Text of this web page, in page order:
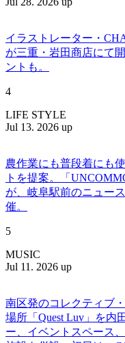
イラストレーター・
が三重・岩田商店にて
ントも。
4
LIFE STYLE
Jul 13. 2026 up
農作業にも普段着にも
トを提案。「
が、岐阜駅前のニュー
催。
5
MUSIC
Jul 11. 2026 up
南区発のコレクティブ
場所「Quest Luv」を内
ー、イベントスペース